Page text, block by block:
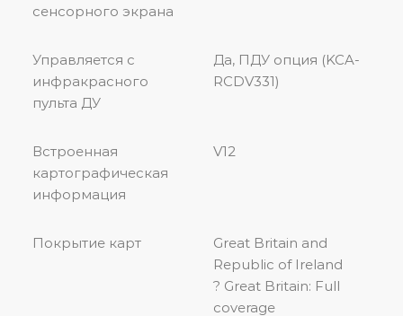
сенсорного экрана
Управляется с
инфракрасного
пульта ДУ
Да, ПДУ опция (KCA-
RCDV331)
Встроенная
картографическая
информация
V12
Покрытие карт
Great Britain and
Republic of Ireland
? Great Britain: Full
coverage